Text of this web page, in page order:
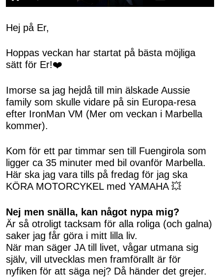
of
50
Hej på Er,
Hoppas veckan har startat på bästa möjliga
sätt för Er!❤️
Imorse sa jag hejdå till min älskade Aussie
family som skulle vidare på sin Europa-resa
efter IronMan VM (Mer om veckan i Marbella
kommer).
Kom för ett par timmar sen till Fuengirola som
ligger ca 35 minuter med bil ovanför Marbella.
Här ska jag vara tills på fredag för jag ska
KÖRA MOTORCYKEL med YAMAHA 💥
Nej men snälla, kan något nypa mig?
Är så otroligt tacksam för alla roliga (och galna)
saker jag får göra i mitt lilla liv.
När man säger JA till livet, vågar utmana sig
själv, vill utvecklas men framförallt är för
nyfiken för att säga nej? Då händer det grejer.